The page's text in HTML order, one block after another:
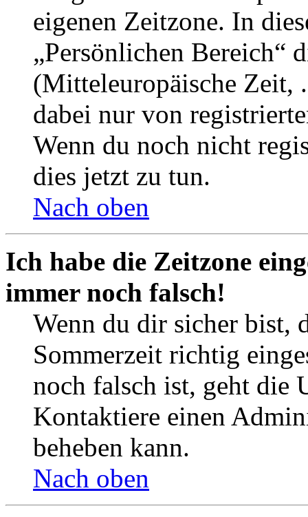
eigenen Zeitzone. In
„Persönlichen Bereich“
(Mitteleuropäische Zeit,
dabei nur von
Wenn du noch nicht
dies jetzt zu tun.
Nach oben
Ich habe die Zeitzone
immer noch falsch!
Wenn du dir sicher bist,
Sommerzeit richtig
noch falsch ist, geht die
Kontaktiere einen
beheben kann.
Nach oben